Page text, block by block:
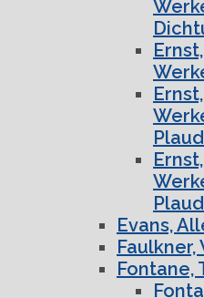
Evans,
Faulkner,
Fontane,